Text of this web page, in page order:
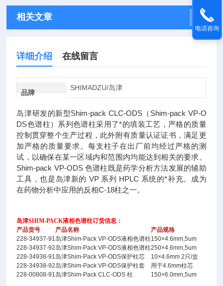
相关文章
详细介绍 在线留言
品牌
SHIMADZU/岛津
岛津研发的新型Shim-pack CLC-ODS（Shim-pack VP-O
DS色谱柱）系列色谱柱采用了*的填装工艺，严格的质量
控制贯穿整个生产过程，此外附有质量认证证书，满足更
加严格的质量要求。每支柱子在出厂前均经过严格的测
试，以确保在某一区域内和范围内均能达到相关的要求。
Shim-pack VP-ODS 色谱柱既是药学分析方法发展的辅助
工具，也是岛津新的 VP 系列 HPLC 系统的*补充。成为
在药物分析中应用的反相C-18柱之一。
岛津SHIM-PACK液相色谱柱订货信息：
产品货号
产品名称
产品规格
228-34937-91岛津Shim-Pack VP-ODS液相色谱柱150×4.6mm,5um
228-34937-92岛津Shim-Pack VP-ODS液相色谱柱250×4.6mm,5um
228-34938-91岛津Shim-Pack VP-ODS保护柱芯
10×4.6mm 2只/盒
228-34938-92岛津Shim-Pack VP-ODS保护柱套
用于4.6mm柱芯
228-00808-91岛津Shim-Pack CLC-ODS 柱 150×6.0mm,5um
电话咨询